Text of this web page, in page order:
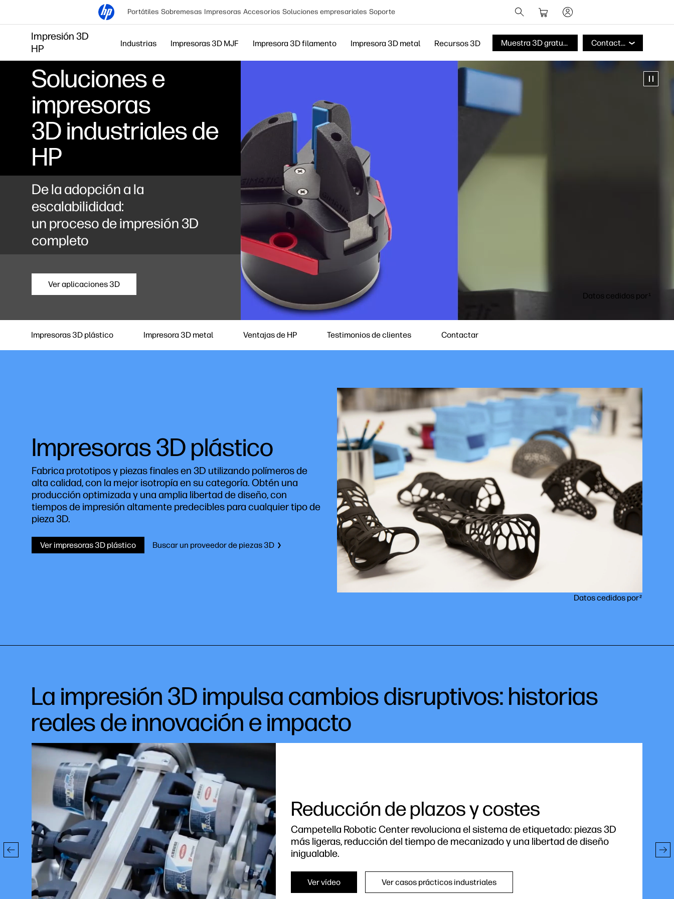
Portátiles Sobremesas Impresoras Accesorios Soluciones empresariales Soporte
Impresión 3D
HP
Industrias Impresoras 3D MJF Impresora 3D filamento Impresora 3D metal Recursos 3D Muestra 3D gratuita Contactar
Soluciones e
impresoras
3D industriales de
HP
De la adopción a la
escalabilididad:
un proceso de impresión 3D
completo
Ver aplicaciones 3D
Datos cedidos por 1
Impresoras 3D plástico Impresora 3D metal Ventajas de HP Testimonios de clientes Contactar
Datos cedidos por2
Impresoras 3D plástico
Fabrica prototipos y piezas finales en 3D utilizando polímeros de
alta calidad, con la mejor isotropía en su categoría. Obtén una
producción optimizada y una amplia libertad de diseño, con
tiempos de impresión altamente predecibles para cualquier tipo de
pieza 3D.
Ver impresoras 3D plástico Buscar un proveedor de piezas 3D
La impresión 3D impulsa cambios disruptivos: historias
reales de innovación e impacto
Reducción de plazos y costes
Campetella Robotic Center revoluciona el sistema de etiquetado: piezas 3D
más ligeras, reducción del tiempo de mecanizado y una libertad de diseño
inigualable.
Ver vídeo Ver casos prácticos industriales